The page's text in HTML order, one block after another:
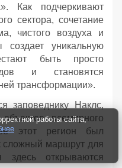
Как подчеркивают
сектора, сочетание
чистого воздуха и
уникальную
быть просто
и становятся
трансформации».
заповеднику Наклс,
всемирного
этот регион был
сложный маршрут для
здесь открываются
работы сайта,